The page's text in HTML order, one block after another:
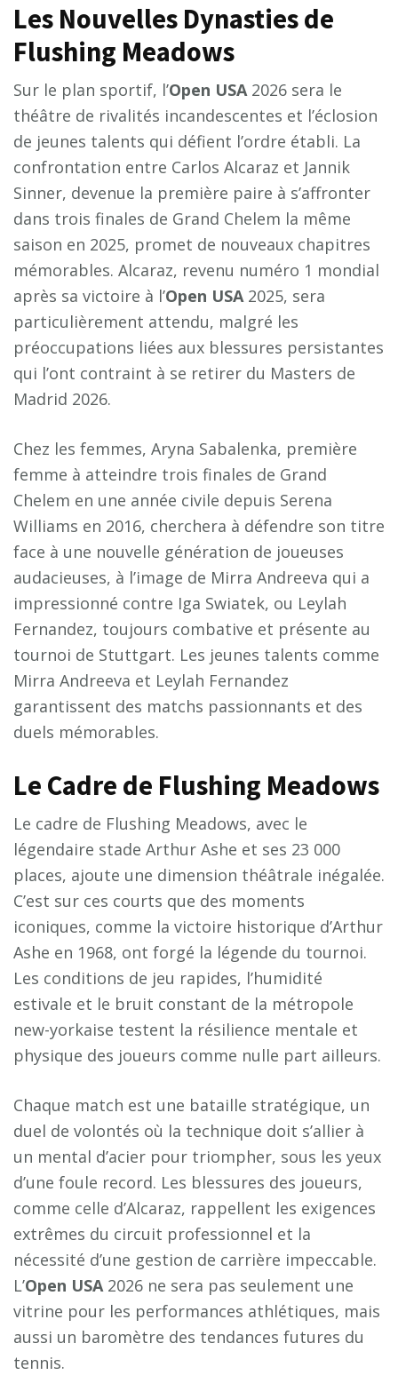
Les Nouvelles Dynasties de
Flushing Meadows
Sur le plan sportif, l’Open USA2026 sera le
théâtre de rivalités incandescentes et l’éclosion
de jeunes talents qui défient l’ordre établi. La
confrontation entre Carlos Alcaraz et Jannik
Sinner, devenue la première paire à s’affronter
dans trois finales de Grand Chelem la même
saison en 2025, promet de nouveaux chapitres
mémorables. Alcaraz, revenu numéro 1 mondial
après sa victoire à l’Open USA2025, sera
particulièrement attendu, malgré les
préoccupations liées aux blessures persistantes
qui l’ont contraint à se retirer du Masters de
Madrid 2026.
Chez les femmes, Aryna Sabalenka, première
femme à atteindre trois finales de Grand
Chelem en une année civile depuis Serena
Williams en 2016, cherchera à défendre son titre
face à une nouvelle génération de joueuses
audacieuses, à l’image de Mirra Andreeva qui a
impressionné contre Iga Swiatek, ou Leylah
Fernandez, toujours combative et présente au
tournoi de Stuttgart. Les jeunes talents comme
Mirra Andreeva et Leylah Fernandez
garantissent des matchs passionnants et des
duels mémorables.
Le Cadre de Flushing Meadows
Le cadre de Flushing Meadows, avec le
légendaire stade Arthur Ashe et ses 23 000
places, ajoute une dimension théâtrale inégalée.
C’est sur ces courts que des moments
iconiques, comme la victoire historique d’Arthur
Ashe en 1968, ont forgé la légende du tournoi.
Les conditions de jeu rapides, l’humidité
estivale et le bruit constant de la métropole
new-yorkaise testent la résilience mentale et
physique des joueurs comme nulle part ailleurs.
Chaque match est une bataille stratégique, un
duel de volontés où la technique doit s’allier à
un mental d’acier pour triompher, sous les yeux
d’une foule record. Les blessures des joueurs,
comme celle d’Alcaraz, rappellent les exigences
extrêmes du circuit professionnel et la
nécessité d’une gestion de carrière impeccable.
L’Open USA2026 ne sera pas seulement une
vitrine pour les performances athlétiques, mais
aussi un baromètre des tendances futures du
tennis.